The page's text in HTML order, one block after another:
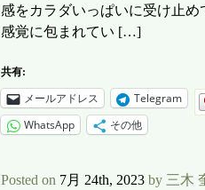
感をカラダいっぱいに受け止
感覚に包まれてい […]
共有:
メールアドレス Telegram
WhatsApp
その他
Posted on 7月 24th, 2023 by 三木